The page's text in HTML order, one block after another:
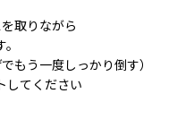
取りながら
もう一度しっかり倒す）
してください